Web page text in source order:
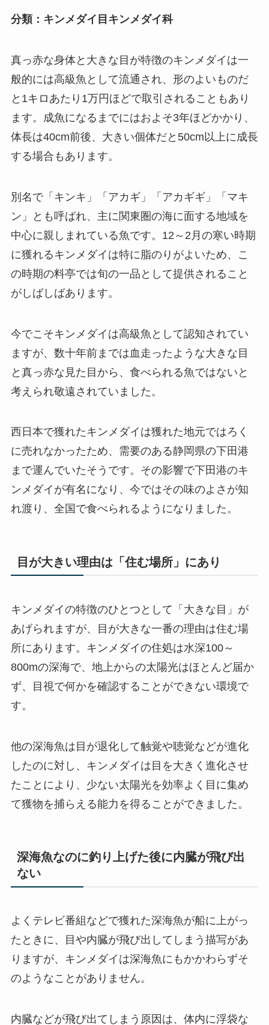
分類：キンメダイ目キンメダイ科
真っ赤な身体と大きな目が特徴のキンメダイは一
般的には高級魚として流通され、形のよいものだ
と1キロあたり1万円ほどで取引されることもあり
ます。成魚になるまでにはおよそ3年ほどかかり、
体長は40cm前後、大きい個体だと50cm以上に成長
する場合もあります。
別名で「キンキ」「アカギ」「アカギギ」「マキ
ン」とも呼ばれ、主に関東圏の海に面する地域を
中心に親しまれている魚です。12～2月の寒い時期
に獲れるキンメダイは特に脂のりがよいため、こ
の時期の料亭では旬の一品として提供されること
がしばしばあります。
今でこそキンメダイは高級魚として認知されてい
ますが、数十年前までは血走ったような大きな目
と真っ赤な見た目から、食べられる魚ではないと
考えられ敬遠されていました。
西日本で獲れたキンメダイは獲れた地元ではろく
に売れなかったため、需要のある静岡県の下田港
まで運んでいたそうです。その影響で下田港のキ
ンメダイが有名になり、今ではその味のよさが知
れ渡り、全国で食べられるようになりました。
目が大きい理由は「住む場所」にあり
キンメダイの特徴のひとつとして「大きな目」が
あげられますが、目が大きな一番の理由は住む場
所にあります。キンメダイの住処は水深100～
800mの深海で、地上からの太陽光はほとんど届か
ず、目視で何かを確認することができない環境で
す。
他の深海魚は目が退化して触覚や聴覚などが進化
したのに対し、キンメダイは目を大きく進化させ
たことにより、少ない太陽光を効率よく目に集め
て獲物を捕らえる能力を得ることができました。
深海魚なのに釣り上げた後に内臓が飛び出
ない
よくテレビ番組などで獲れた深海魚が船に上がっ
たときに、目や内臓が飛び出してしまう描写があ
りますが、キンメダイは深海魚にもかかわらずそ
のようなことがありません。
内臓などが飛び出てしまう原因は、体内に浮袋な